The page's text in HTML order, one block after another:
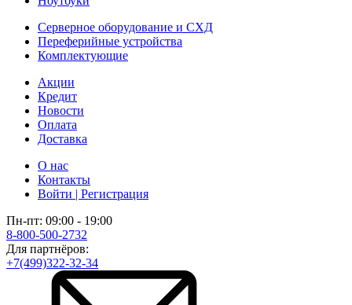
Серверное оборудование и СХД
Переферийные устройства
Комплектующие
Акции
Кредит
Новости
Оплата
Доставка
О нас
Контакты
Войти | Регистрация
Пн-пт: 09:00 - 19:00
8-800-500-2732
Для партнёров:
+7(499)322-32-34